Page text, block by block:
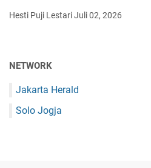
Hesti Puji LestariJuli 02, 2026
NETWORK
Jakarta Herald
Solo Jogja